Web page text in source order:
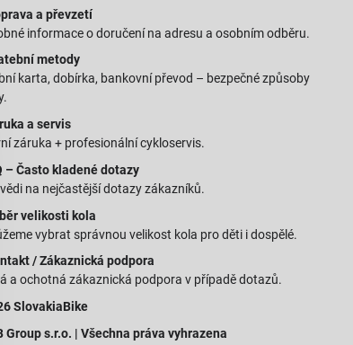
a převzetí
informace o doručení na adresu a osobním odběru.
metody
karta, dobírka, bankovní převod – bezpečné způsoby
a servis
záruka + profesionální cykloservis.
– Často kladené dotazy
na nejčastější dotazy zákazníků.
velikosti kola
vybrat správnou velikost kola pro děti i dospělé.
/ Zákaznická podpora
a ochotná zákaznická podpora v případě dotazů.
SlovakiaBike
Group s.r.o. | Všechna práva vyhrazena